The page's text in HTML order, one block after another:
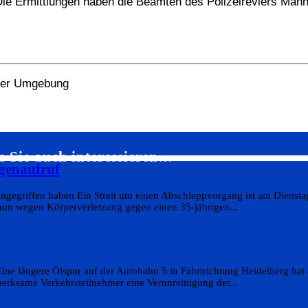
Umgebung
Sie auch interessieren…
haben Ein Streit um einen Abschleppvorgang ist am
wegen Körperverletzung gegen einen 35-jährigen...
längere Ölspur auf der Autobahn 5 in Fahrtrichtung Heidelberg
Verkehrsteilnehmer eine Verunreinigung der...